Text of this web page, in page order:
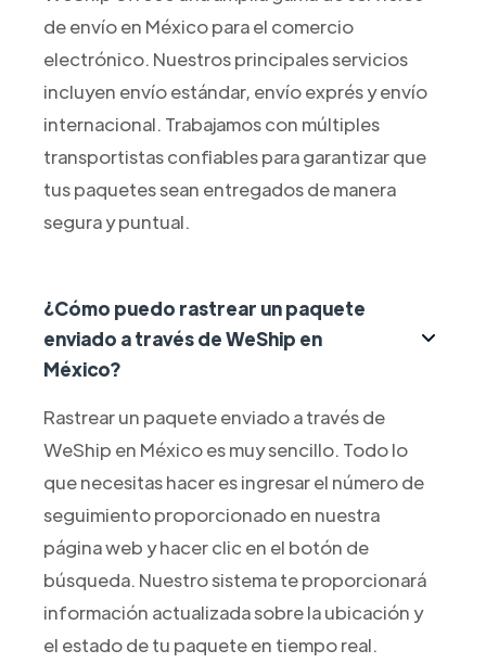
de envío en México para el comercio
electrónico. Nuestros principales servicios
incluyen envío estándar, envío exprés y envío
internacional. Trabajamos con múltiples
transportistas confiables para garantizar que
tus paquetes sean entregados de manera
segura y puntual.
¿Cómo puedo rastrear un paquete
enviado a través de WeShip en
México?
Rastrear un paquete enviado a través de
WeShip en México es muy sencillo. Todo lo
que necesitas hacer es ingresar el número de
seguimiento proporcionado en nuestra
página web y hacer clic en el botón de
búsqueda. Nuestro sistema te proporcionará
información actualizada sobre la ubicación y
el estado de tu paquete en tiempo real.